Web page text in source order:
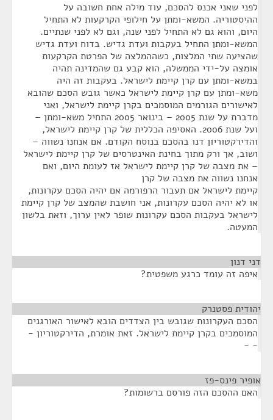
לפני שאני אכנס להסכם, עוד מילה אחת חשובה על
ההיסטוריה. המשא-ומתן על חילופי הקרקעות לא התחיל
היום, והוא גם לא התחיל לפני שנה, וגם לא לפני שנתיים.
המשא-ומתן התחיל בעקבות ועדת גדיש. בדוח ועדת גדיש
שהציעה שתי המלצות, כשההמלצה של הפרטת הקרקעות
אומצה על-ידי הממשלה, הוא קבע גם שהמדינה תהיה
במשא-ומתן עם קרן קיימת לישראל. בעקבות זה היה
משא-ומתן עם קרן קיימת לישראל כאשר גובש הסכם שהובא
לאישורים הגורמים המוסמכים בקרן קיימת לישראל, ואני
מדברת על שנת 2005 – בינואר 2005 התחיל משא-ומתן –
ועל שנת 2006. האסיפה הכללית של קרן קיימת לישראל,
והדירקטוריון דנו בהסכם בנוסח הקודם. אם אנחנו נשווה –
ושוב, אך ורק מתוך בחינת האינטרסים של קרן קיימת לישראל
– את מצבה של קרן קיימת לישראל אז לעומת היום, ואם
אנחנו נשווה את מצבה של קרן
קיימת לישראל אם תעבור הרפורמה אם יהיה הסכם עקרונות,
או לא יהיה הסכם עקרונות, אני חושבת שהמצב של קרן קיימת
לישראל בעקבות הסכם עקרונות שופר לאין ערוך, וזאת בלשון
המעטה.
דני דנון
איפה זה עומד כרגע משפטית?
יהודית פסטנרק
הסכם העקרונות שגובש בין הצדדים הובא לאישור האורגנים
המוסמכים בקרן קיימת לישראל. זאת אומרת, הדירקטוריון -
- -
אופיר פינס-פז
האם ההסכם הזה פורסם ברשומות?